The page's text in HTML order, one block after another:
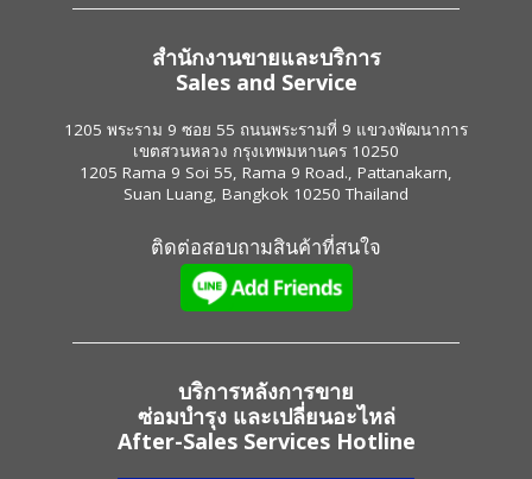
สำนักงานขายและบริการ
Sales and Service
1205 พระราม 9 ซอย 55 ถนนพระรามที่ 9 แขวงพัฒนาการ
เขตสวนหลวง กรุงเทพมหานคร 10250
1205 Rama 9 Soi 55, Rama 9 Road., Pattanakarn,
Suan Luang, Bangkok 10250 Thailand
ติดต่อสอบถามสินค้าที่สนใจ
บริการหลังการขาย
ซ่อมบำรุง และเปลี่ยนอะไหล่
After-Sales Services Hotline